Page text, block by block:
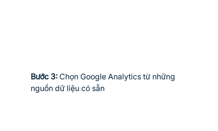
Bước 3: Chọn Google Analytics từ những
nguồn dữ liệu có sẵn